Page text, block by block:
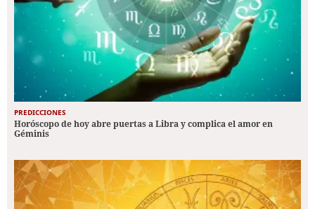
PREDICCIONES
Horóscopo de hoy abre puertas a Libra y complica el amor en
Géminis